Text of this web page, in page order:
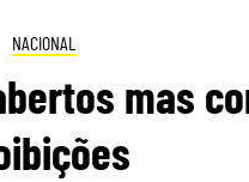
NACIONAL
mas